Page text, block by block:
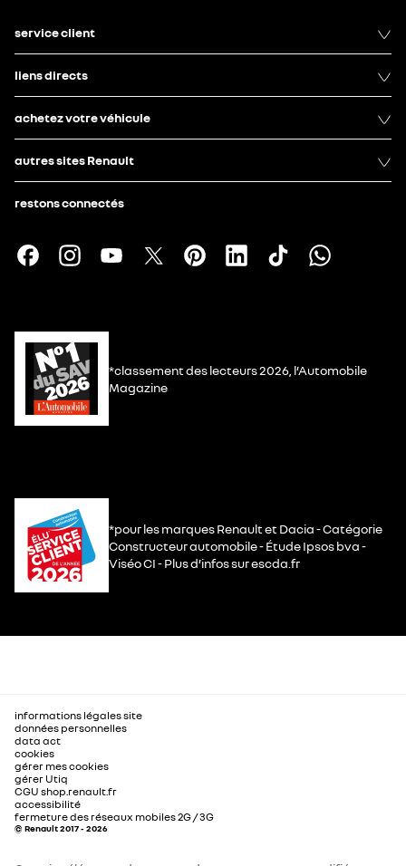
service client
liens directs
achetez votre véhicule
autres sites Renault
restons connectés
*classement des lecteurs 2026, l’Automobile
Magazine
*pour les marques Renault et Dacia - Catégorie
Constructeur automobile - Étude Ipsos bva -
Viséo CI - Plus d’infos sur escda.fr
informations légales site
données personnelles
data act
cookies
gérer mes cookies
gérer Utiq
CGU shop.renault.fr
accessibilité
fermeture des réseaux mobiles 2G / 3G
© Renault 2017 - 2026